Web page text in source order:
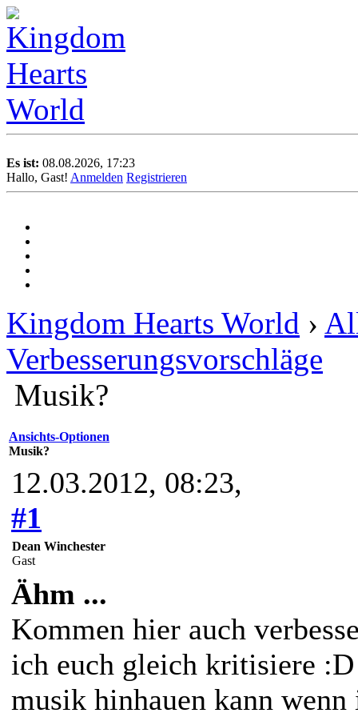
Es ist: 08.08.2026, 17:23
Hallo, Gast! Anmelden Registrieren
Kingdom Hearts World ›
Verbesserungsvorschläge
Musik?
Ansichts-Optionen
Musik?
12.03.2012, 08:23,
#1
Dean Winchester
Gast
Ähm ...
Kommen hier auch
ich euch gleich kritisiere
musik hinhauen kann